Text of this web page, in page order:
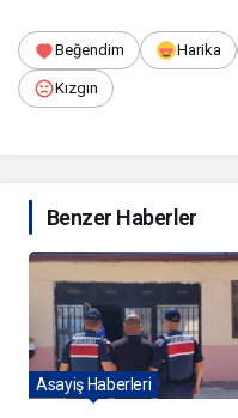
Beğendim Harika
Kızgın
Benzer Haberler
Asayiş Haberleri